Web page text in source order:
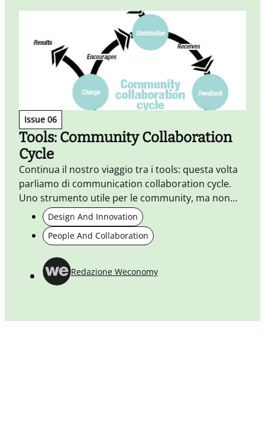
Issue 06
Tools: Community Collaboration
Cycle
Continua il nostro viaggio tra i tools: questa volta
parliamo di communication collaboration cycle.
Uno strumento utile per le community, ma non
solo: importante per ogni fase del processo
progettuale e di gestione. Come e perché usarlo (e
anche quando) all’interno del nostro post.
Design And Innovation
People And Collaboration
Redazione Weconomy